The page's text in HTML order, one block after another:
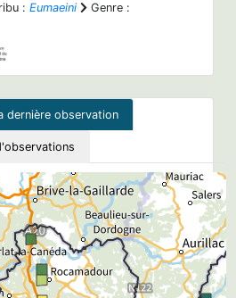
: Eumaeini
Genre :
dernière observation